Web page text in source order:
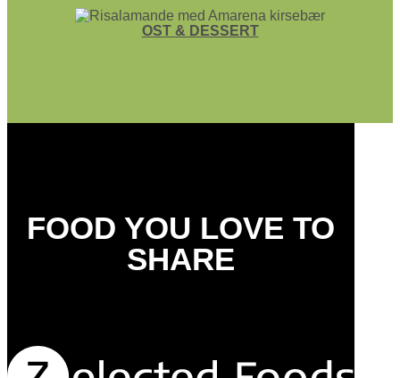
OST & DESSERT
FOOD YOU LOVE TO
SHARE